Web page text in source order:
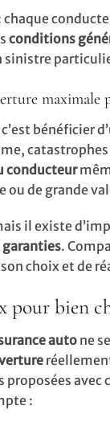
conditions
sinistre
c’est bénéficier
conducteur
de grande
il existe
garanties.
choix et de
pour bien
autone
avec
: